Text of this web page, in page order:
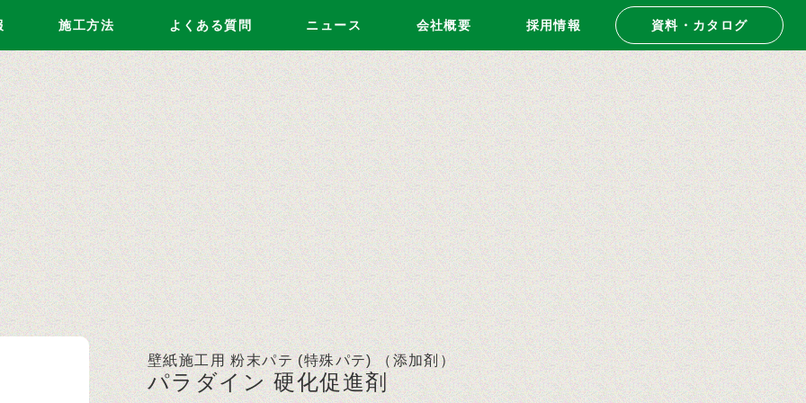
施工方法 よくある質問 ニュース 会社概要 採用情報 資料・カタログ
壁紙施工用 粉末パテ (特殊パテ) （添加剤）
パラダイン 硬化促進剤